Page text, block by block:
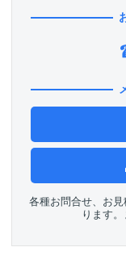
各種お問合せ、お
ります